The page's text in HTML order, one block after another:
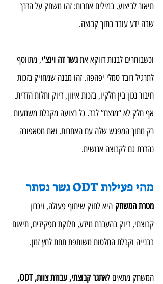
תיאור לביצוע. במילים אחרות: זהו משחק על הדרך
שבה ידע עובר בתוך קבוצה.
וכשבוחרים לבנות דווקא את גשר דה וינצ'י, מתווסף
לתרגיל רובד סמלי יפהפה. זהו מבנה שמחזיק בזכות
חיבור נכון בין חלקיו, בזכות איזון, דיוק ותלות הדדית.
אף חלק לא “מנצח” לבד. כל רצועה מקבלת משמעות
רק מתוך המפגש שלה עם האחרות. זאת מטאפורה
נהדרת גם לקבוצה אנושית.
מהי פעילות ODT גשר נסתר
מטרת המשחק היא לחזק שיתוף פעולה, זיכרון
קבוצתי, דיוק בהעברת מידע, חלוקת תפקידים, תיאום
בבנייה וקבלת החלטות משותפת תחת לחץ זמן.
המשחק מתאים ל
אתגר קבוצתי, עבודת צוות, ODT,